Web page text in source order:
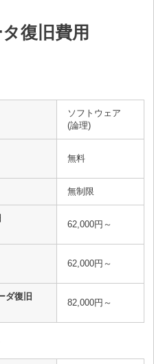
復旧費用
ソフトウェア
(論理)
無料
無制限
62,000円～
62,000円～
ダ復旧
82,000円～